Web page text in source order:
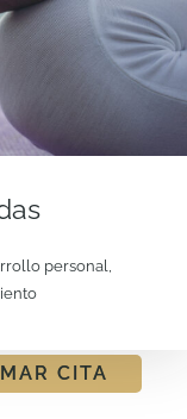
personal,
CITA